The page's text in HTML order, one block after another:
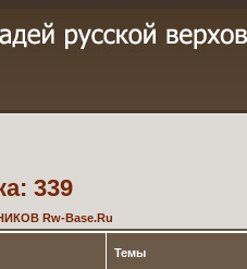
339
Rw-Base.Ru
Темы